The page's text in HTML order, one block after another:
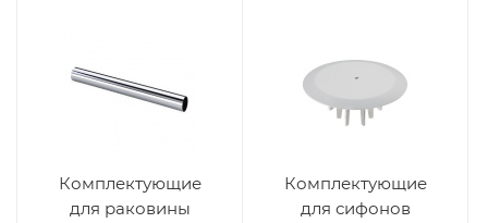
Комплектующие
для раковины
Комплектующие
для сифонов